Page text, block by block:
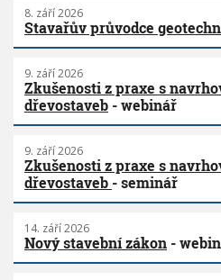
8. září 2026
Stavařův průvodce
9. září 2026
Zkušenosti z praxe s
dřevostaveb - webinář
9. září 2026
Zkušenosti z praxe s
dřevostaveb - seminář
14. září 2026
Nový stavební zákon -